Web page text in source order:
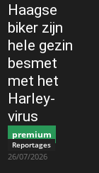
Haagse
biker zijn
hele gezin
besmet
met het
Harley-
virus
premium
Reportages
26/07/2026